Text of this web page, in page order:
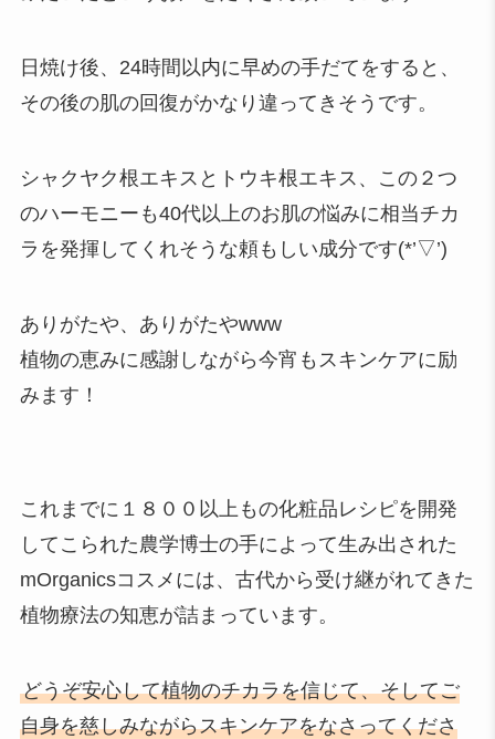
日焼け後、24時間以内に早めの手だてをすると、
その後の肌の回復がかなり違ってきそうです。
シャクヤク根エキスとトウキ根エキス、この２つ
のハーモニーも40代以上のお肌の悩みに相当チカ
ラを発揮してくれそうな頼もしい成分です(*’▽’)
ありがたや、ありがたやwww
植物の恵みに感謝しながら今宵もスキンケアに励
みます！
これまでに１８００以上もの化粧品レシピを開発
してこられた農学博士の手によって生み出された
mOrganicsコスメには、古代から受け継がれてきた
植物療法の知恵が詰まっています。
どうぞ安心して植物のチカラを信じて、そしてご
自身を慈しみながらスキンケアをなさってくださ